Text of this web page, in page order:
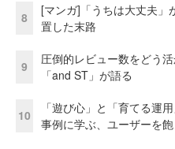
8
[マンガ]「うちは大丈夫」
置した末路
9
圧倒的レビュー数をどう
「and ST」が語る
10
「遊び心」と「育てる運
事例に学ぶ、ユーザーを